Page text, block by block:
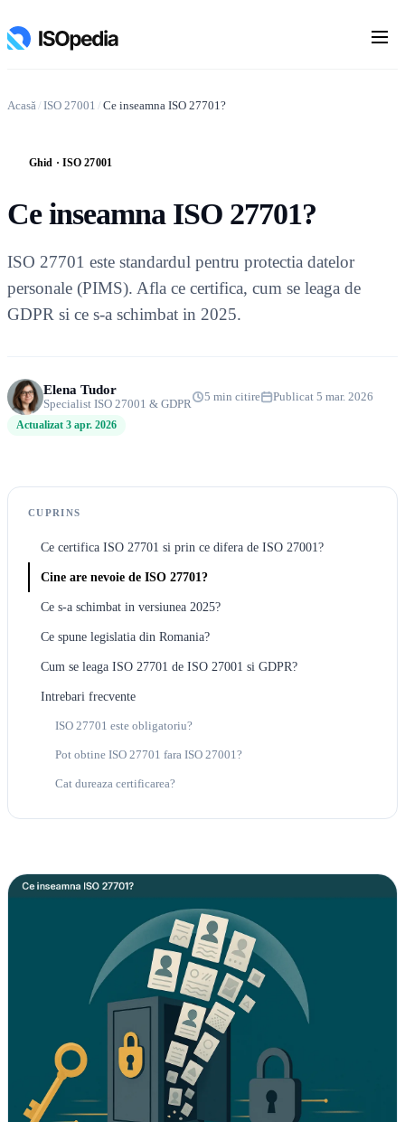
Acasă/ ISO 27001 / Ce inseamna ISO 27701?
Ghid · ISO 27001
Ce inseamna ISO 27701?
ISO 27701 este standardul pentru protectia datelor
personale (PIMS). Afla ce certifica, cum se leaga de
GDPR si ce s-a schimbat in 2025.
Elena Tudor
Specialist ISO 27001 & GDPR
5 min citire Publicat 5 mar. 2026
Actualizat 3 apr. 2026
CUPRINS
Ce certifica ISO 27701 si prin ce difera de ISO 27001?
Cine are nevoie de ISO 27701?
Ce s-a schimbat in versiunea 2025?
Ce spune legislatia din Romania?
Cum se leaga ISO 27701 de ISO 27001 si GDPR?
Intrebari frecvente
ISO 27701 este obligatoriu?
Pot obtine ISO 27701 fara ISO 27001?
Cat dureaza certificarea?